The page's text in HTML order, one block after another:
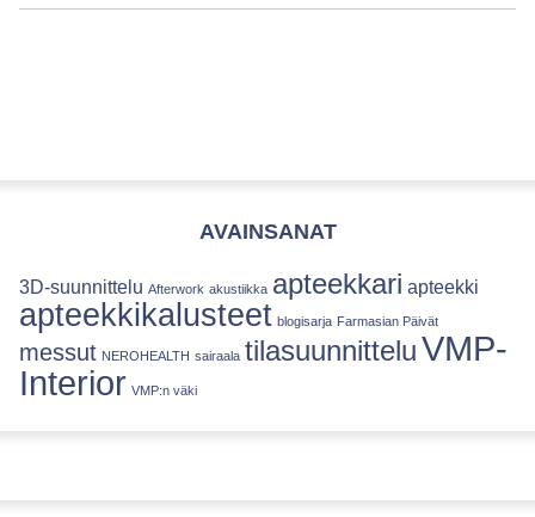
AVAINSANAT
3D-suunnittelu Afterwork akustiikka apteekkari apteekki
apteekkikalusteet blogisarja Farmasian Päivät
messut NEROHEALTH sairaala tilasuunnitteluVMP-
Interior VMP:n väki